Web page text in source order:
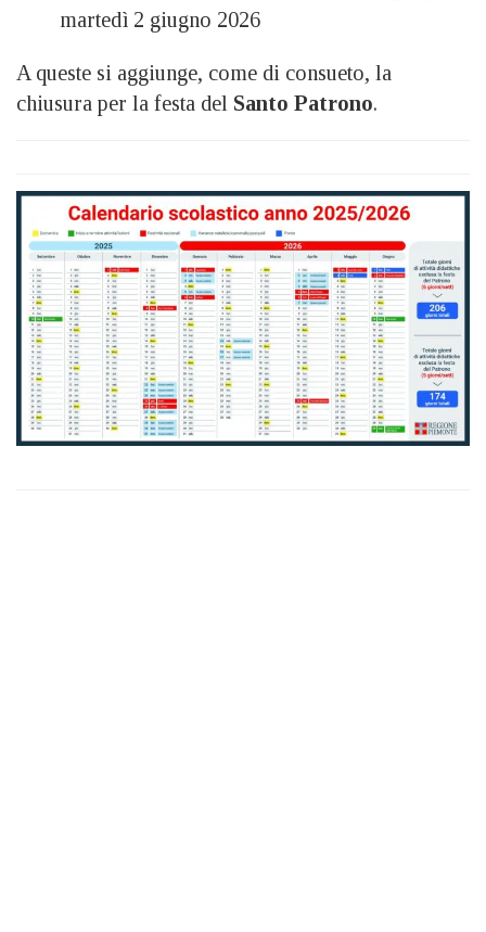
martedì 2 giugno 2026
A queste si aggiunge, come di consueto, la
chiusura per la festa del Santo Patrono.